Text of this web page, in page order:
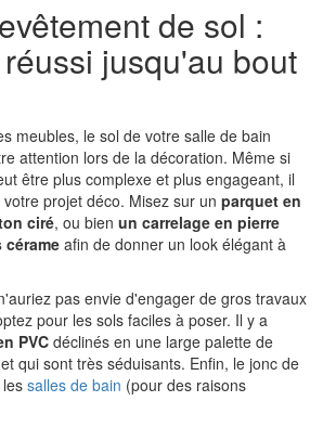
de sol :
jusqu'au bout
meubles, le sol de votre salle de bain
attention lors de la décoration. Même si
être plus complexe et plus engageant, il
projet déco. Misez sur un parquet en
ciré, ou bien un carrelage en pierre
afin de donner un look élégant à
pas envie d'engager de gros travaux
pour les sols faciles à poser. Il y a
PVCdéclinés en une large palette de
qui sont très séduisants. Enfin, le jonc de
salles de bain (pour des raisons